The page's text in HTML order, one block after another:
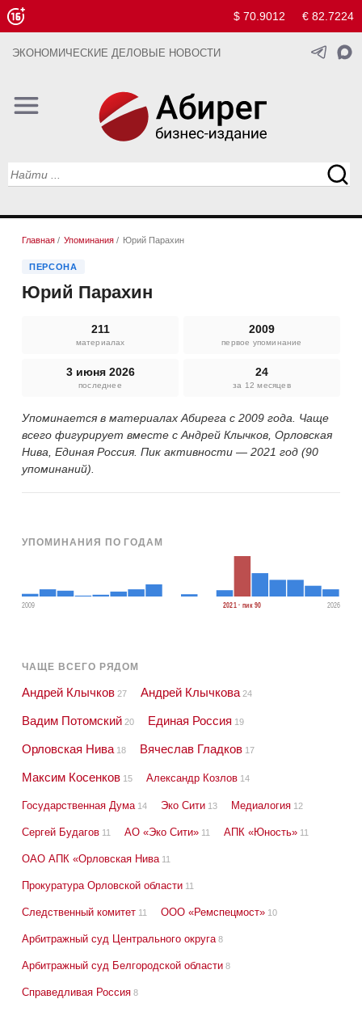
$ 70.9012 € 82.7224
ЭКОНОМИЧЕСКИЕ ДЕЛОВЫЕ НОВОСТИ
Главная / Упоминания / Юрий Парахин
ПЕРСОНА
Юрий Парахин
211
материалах
2009
первое упоминание
3 июня 2026
последнее
24
за 12 месяцев
Упоминается в материалах Абирега с 2009 года. Чаще
всего фигурирует вместе с Андрей Клычков, Орловская
Нива, Единая Россия. Пик активности — 2021 год (90
упоминаний).
УПОМИНАНИЯ ПО ГОДАМ
2009 2021 · пик 90 2026
ЧАЩЕ ВСЕГО РЯДОМ
Андрей Клычков 27 Андрей Клычкова 24
Вадим Потомский 20 Единая Россия 19
Орловская Нива 18 Вячеслав Гладков 17
Максим Косенков 15 Александр Козлов 14
Государственная Дума 14 Эко Сити 13 Медиалогия 12
Сергей Будагов 11 АО «Эко Сити» 11 АПК «Юность» 11
ОАО АПК «Орловская Нива 11
Прокуратура Орловской области 11
Следственный комитет 11 ООО «Ремспецмост» 10
Арбитражный суд Центрального округа 8
Арбитражный суд Белгородской области 8
Справедливая Россия 8